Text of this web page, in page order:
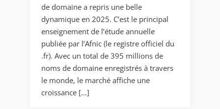
de domaine a repris une belle
dynamique en 2025. C’est le principal
enseignement de l’étude annuelle
publiée par l’Afnic (le registre officiel du
.fr). Avec un total de 395 millions de
noms de domaine enregistrés à travers
le monde, le marché affiche une
croissance […]